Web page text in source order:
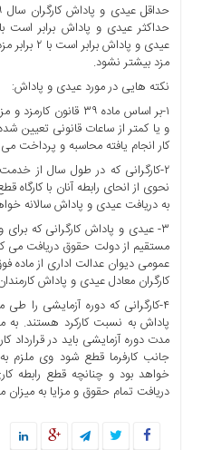
اخبار
سایت
ارتباط
برگه
نمونه
تعرفه
درباره
چند
رسانه
ارتباط
برگه
مزد بیشتر نشود.
نکته هایی در مورد عیدی و پاداش:
۱-بر اساس ماده ۳۹
و یا کمتر از ساعات قانونی تعیین
کار انجام یافته محاسبه و پرداخت
۲-کارگرانی که در طول سال از
نحوی از انحای رابطه آنان با
به دریافت عیدی و پاداش سالانه
۳- عیدی و پاداش کارگرانی که
مستقیم از دولت حقوق دریافت می
عمومی دیوان عدالت اداری از ماده
کارگران معادل عیدی و پاداش
۴-کارگرانی که دوره آزمایشی را
مدت دوره آزمایشی باید در
جانب کارفرما قطع شود وی ملزم
خواهد بود و چنانچه قطع رابطه
دریافت تمام حقوق و مزایا به میزان